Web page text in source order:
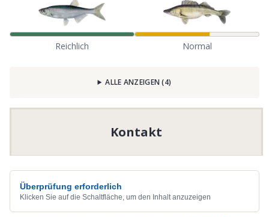
Reichlich Normal
ALLE ANZEIGEN(4)
Kontakt
Überprüfung erforderlich
Klicken Sie auf die Schaltfläche, um den Inhalt anzuzeigen